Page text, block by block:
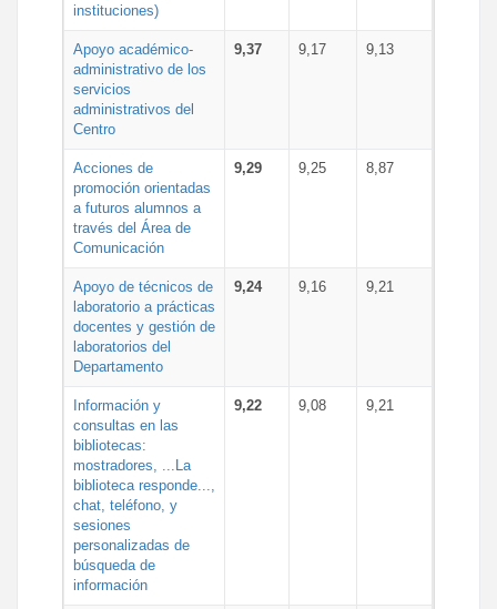
instituciones)
Apoyo académico-
administrativo de los
servicios
administrativos del
Centro
9,37 9,17 9,13
Acciones de
promoción orientadas
a futuros alumnos a
través del Área de
Comunicación
9,29 9,25 8,87
Apoyo de técnicos de
laboratorio a prácticas
docentes y gestión de
laboratorios del
Departamento
9,24 9,16 9,21
Información y
consultas en las
bibliotecas:
mostradores, ...La
biblioteca responde...,
chat, teléfono, y
sesiones
personalizadas de
búsqueda de
información
9,22 9,08 9,21